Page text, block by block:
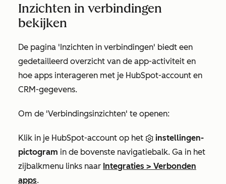
Inzichten in verbindingen
bekijken
De pagina 'Inzichten in verbindingen' biedt een
gedetailleerd overzicht van de app-activiteit en
hoe apps interageren met je HubSpot-account en
CRM-gegevens.
Om de 'Verbindingsinzichten' te openen:
Klik in je HubSpot-account op het
instellingen-
pictogram in de bovenste navigatiebalk. Ga in het
zijbalkmenu links naar Integraties > Verbonden
apps.